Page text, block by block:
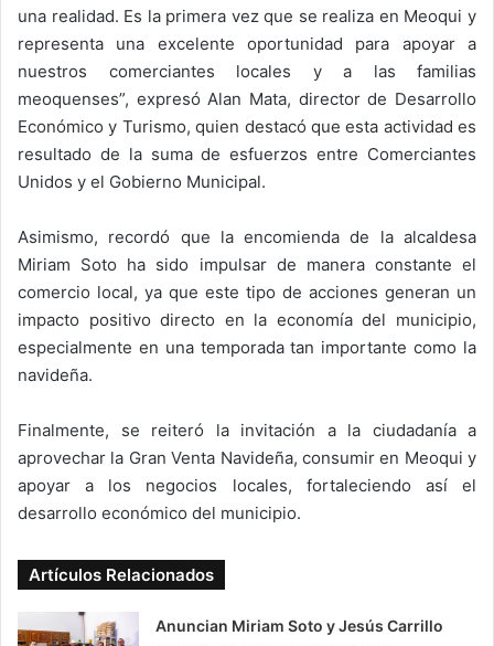
una realidad. Es la primera vez que se realiza en Meoqui y
representa una excelente oportunidad para apoyar a
nuestros comerciantes locales y a las familias
meoquenses”, expresó Alan Mata, director de Desarrollo
Económico y Turismo, quien destacó que esta actividad es
resultado de la suma de esfuerzos entre Comerciantes
Unidos y el Gobierno Municipal.
Asimismo, recordó que la encomienda de la alcaldesa
Miriam Soto ha sido impulsar de manera constante el
comercio local, ya que este tipo de acciones generan un
impacto positivo directo en la economía del municipio,
especialmente en una temporada tan importante como la
navideña.
Finalmente, se reiteró la invitación a la ciudadanía a
aprovechar la Gran Venta Navideña, consumir en Meoqui y
apoyar a los negocios locales, fortaleciendo así el
desarrollo económico del municipio.
Artículos Relacionados
Anuncian Miriam Soto y Jesús Carrillo